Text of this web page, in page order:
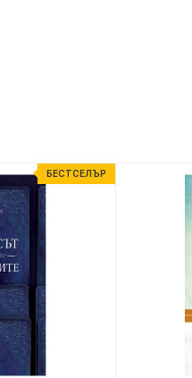
БЕСТСЕЛЪР